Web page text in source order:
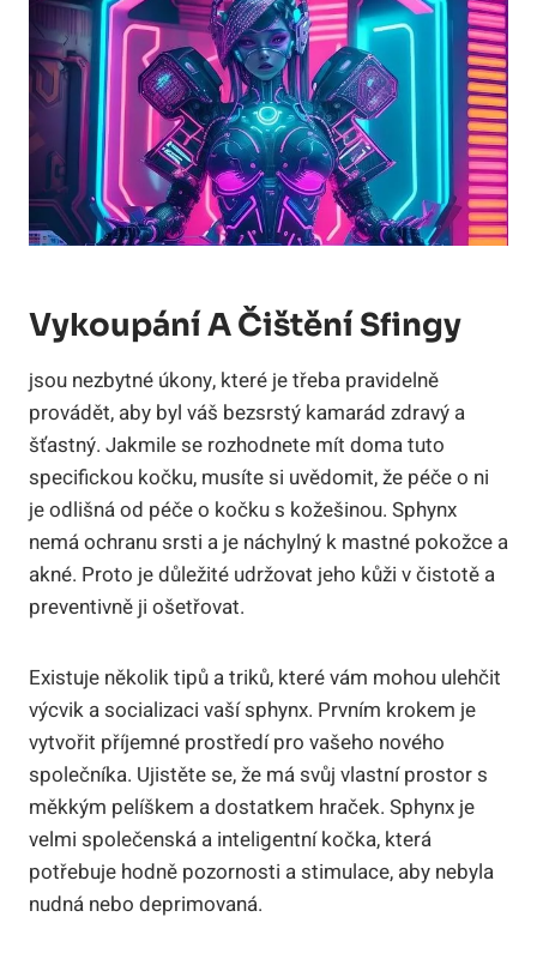
Vykoupání A Čištění Sfingy
jsou nezbytné úkony, které je třeba pravidelně
provádět, aby byl váš bezsrstý kamarád zdravý a
šťastný. Jakmile se rozhodnete mít doma tuto
specifickou kočku, musíte si uvědomit, že péče o ni
je odlišná od péče o kočku s kožešinou. Sphynx
nemá ochranu srsti a je náchylný k mastné pokožce a
akné. Proto je důležité udržovat jeho kůži v čistotě a
preventivně ji ošetřovat.
Existuje několik tipů a triků, které vám mohou ulehčit
výcvik a socializaci vaší sphynx. Prvním krokem je
vytvořit příjemné prostředí pro vašeho nového
společníka. Ujistěte se, že má svůj vlastní prostor s
měkkým pelíškem a dostatkem hraček. Sphynx je
velmi společenská a inteligentní kočka, která
potřebuje hodně pozornosti a stimulace, aby nebyla
nudná nebo deprimovaná.